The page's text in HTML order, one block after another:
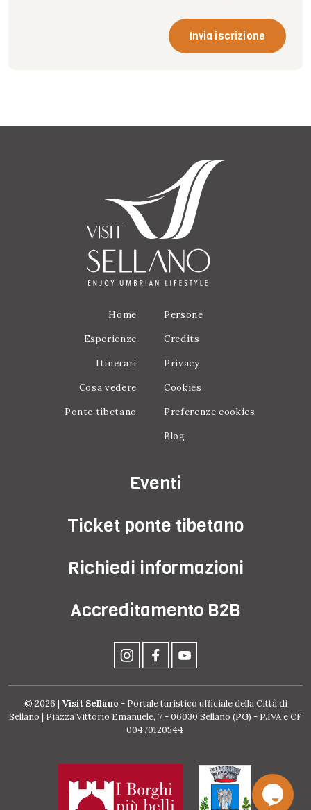
Invia iscrizione
Home
Esperienze
Itinerari
Cosa vedere
Ponte tibetano
Persone
Credits
Privacy
Cookies
Preferenze cookies
Blog
Eventi
Ticket ponte tibetano
Richiedi informazioni
Accreditamento B2B
© 2026 | Visit Sellano - Portale turistico ufficiale della Città di
Sellano | Piazza Vittorio Emanuele, 7 - 06030 Sellano (PG) - P.IVA e CF
00470120544